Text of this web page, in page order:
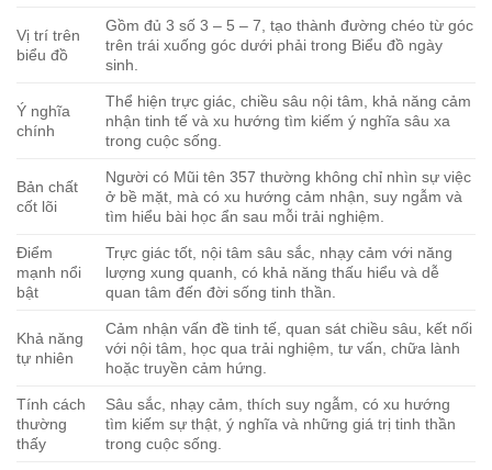
Vị trí trên
biểu đồ
Gồm đủ 3 số 3 – 5 – 7, tạo thành đường chéo từ góc
trên trái xuống góc dưới phải trong Biểu đồ ngày
sinh.
Ý nghĩa
chính
Thể hiện trực giác, chiều sâu nội tâm, khả năng cảm
nhận tinh tế và xu hướng tìm kiếm ý nghĩa sâu xa
trong cuộc sống.
Bản chất
cốt lõi
Người có Mũi tên 357 thường không chỉ nhìn sự việc
ở bề mặt, mà có xu hướng cảm nhận, suy ngẫm và
tìm hiểu bài học ẩn sau mỗi trải nghiệm.
Điểm
mạnh nổi
bật
Trực giác tốt, nội tâm sâu sắc, nhạy cảm với năng
lượng xung quanh, có khả năng thấu hiểu và dễ
quan tâm đến đời sống tinh thần.
Khả năng
tự nhiên
Cảm nhận vấn đề tinh tế, quan sát chiều sâu, kết nối
với nội tâm, học qua trải nghiệm, tư vấn, chữa lành
hoặc truyền cảm hứng.
Tính cách
thường
thấy
Sâu sắc, nhạy cảm, thích suy ngẫm, có xu hướng
tìm kiếm sự thật, ý nghĩa và những giá trị tinh thần
trong cuộc sống.